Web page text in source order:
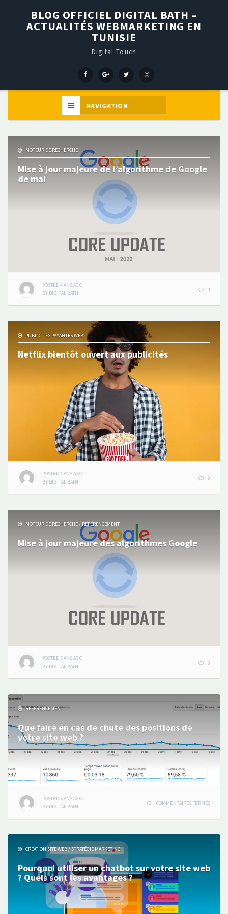
BLOG OFFICIEL DIGITAL BATH –
ACTUALITÉS WEBMARKETING EN
TUNISIE
Digital Touch
Menu
Menu
Menu
menu
MOTEUR DE RECHERCHE
Mise à jour majeure de l’algorithme de Google
de mai
POSTED4 ANSAGO
BY DIGITAL BATH
0
PUBLICITÉS PAYANTES WEB
Netflix bientôt ouvert aux publicités
POSTED4 ANSAGO
BY DIGITAL BATH
0
MOTEUR DE RECHERCHE/ RÉFÉRENCEMENT
Mise à jour majeure des algorithmes Google
POSTED 5 ANSAGO
BY DIGITAL BATH
0
RÉFÉRENCEMENT
Que faire en cas de chute des positions de
votre site web ?
POSTED 5 ANSAGO
BY DIGITAL BATH
COMMENTAIRES FERMÉSSUR
FAIRE
CAS
CRÉATION SITE WEB/STRATÉGIE MARKETING
Pourquoi utiliser un chatbot sur votre site web
? Quels sont les avantages ?